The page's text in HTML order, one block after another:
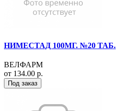
НИМЕСТАД 100МГ. №20 ТАБ.
ВЕЛФАРМ
от 134.00 р.
Под заказ